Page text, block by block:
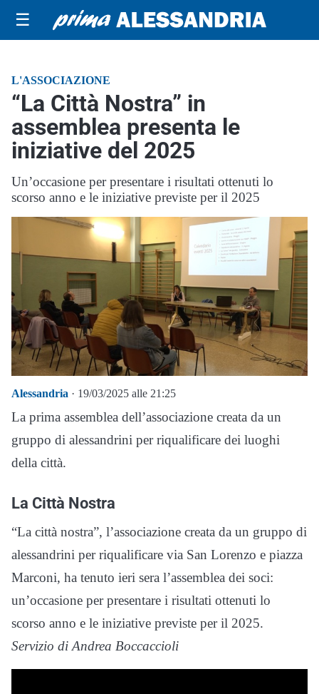
☰
L'ASSOCIAZIONE
“La Città Nostra” in
assemblea presenta le
iniziative del 2025
Un’occasione per presentare i risultati ottenuti lo
scorso anno e le iniziative previste per il 2025
Alessandria · 19/03/2025 alle 21:25
La prima assemblea dell’associazione creata da un
gruppo di alessandrini per riqualificare dei luoghi
della città.
La Città Nostra
“La città nostra”, l’associazione creata da un gruppo di
alessandrini per riqualificare via San Lorenzo e piazza
Marconi, ha tenuto ieri sera l’assemblea dei soci:
un’occasione per presentare i risultati ottenuti lo
scorso anno e le iniziative previste per il 2025.
Servizio di Andrea Boccaccioli